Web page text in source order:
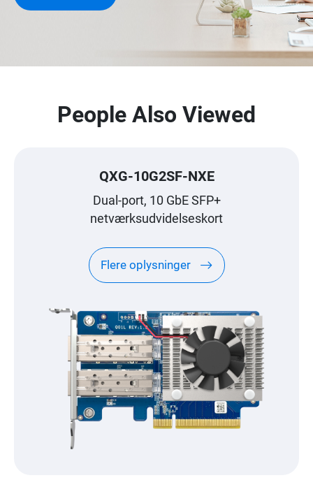
People Also Viewed
QXG-10G2SF-NXE
Dual-port, 10 GbE SFP+
netværksudvidelseskort
Flere oplysninger